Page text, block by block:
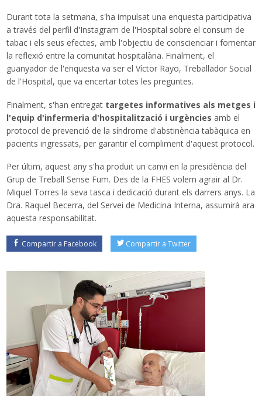
Durant tota la setmana, s'ha impulsat una enquesta participativa
a través del perfil d'Instagram de l'Hospital sobre el consum de
tabac i els seus efectes, amb l'objectiu de conscienciar i fomentar
la reflexió entre la comunitat hospitalària. Finalment, el
guanyador de l'enquesta va ser el Víctor Rayo, Treballador Social
de l'Hospital, que va encertar totes les preguntes.
Finalment, s'han entregat targetes informatives als metges i
l'equip d'infermeria d'hospitalització i urgències amb el
protocol de prevenció de la síndrome d'abstinència tabàquica en
pacients ingressats, per garantir el compliment d'aquest protocol.
Per últim, aquest any s'ha produït un canvi en la presidència del
Grup de Treball Sense Fum. Des de la FHES volem agrair al Dr.
Miquel Torres la seva tasca i dedicació durant els darrers anys. La
Dra. Raquel Becerra, del Servei de Medicina Interna, assumirà ara
aquesta responsabilitat.
Compartir a Facebook Compartir a Twitter